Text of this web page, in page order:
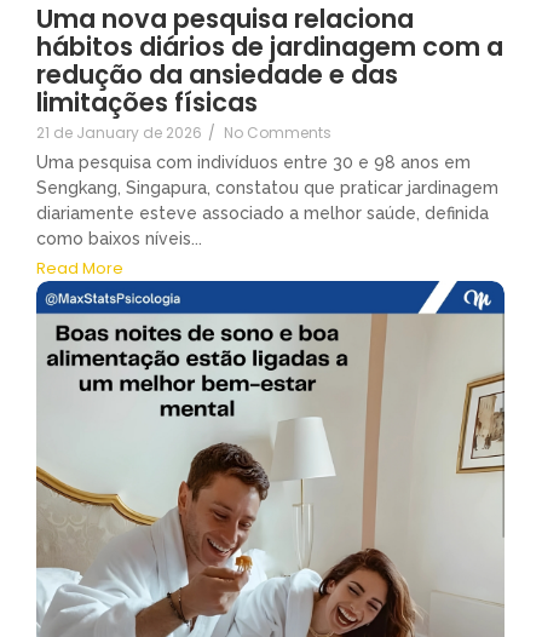
Uma nova pesquisa relaciona
hábitos diários de jardinagem com a
redução da ansiedade e das
limitações físicas
21 de January de 2026 / No Comments
Uma pesquisa com indivíduos entre 30 e 98 anos em
Sengkang, Singapura, constatou que praticar jardinagem
diariamente esteve associado a melhor saúde, definida
como baixos níveis...
Read More